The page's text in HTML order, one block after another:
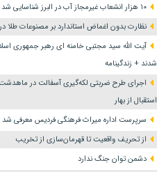
۱۰ هزار انشعاب غیرمجاز آب در البرز شناسایی شد
نظارت بدون اغماض استاندارد بر مصنوعات طلا در
آیت الله سید مجتبی خامنه ای رهبر جمهوری
شدند + زندگینامه
اجرای طرح ضربتی لکه‌گیری آسفالت در
استقبال از بهار
سرپرست اداره میراث فرهنگی فردیس معرفی شد
از تحریف واقعیت تا قهرمان‌سازی از تخریب
دشمن توان جنگ ندارد